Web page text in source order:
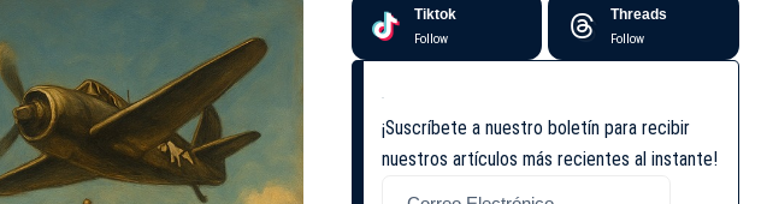
Tiktok
Follow
Threads
Follow
¡Suscríbete a nuestro boletín para recibir
nuestros artículos más recientes al instante!